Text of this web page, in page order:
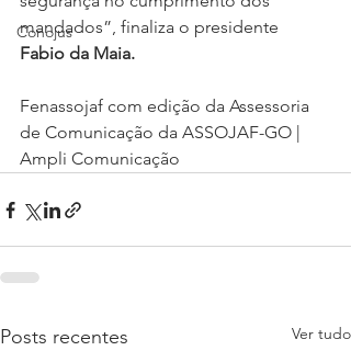
Conojus
mandados”, finaliza o presidente
Fabio da Maia.
Fenassojaf com edição da Assessoria
de Comunicação da ASSOJAF-GO |
Ampli Comunicação
Posts recentes Ver tudo